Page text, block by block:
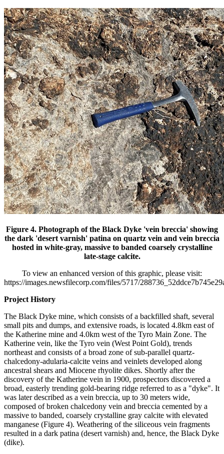
Figure 4. Photograph of the Black Dyke 'vein breccia' showing
the dark 'desert varnish' patina on quartz vein and vein breccia
hosted in white-gray, massive to banded coarsely crystalline
late-stage calcite.
To view an enhanced version of this graphic, please visit:
https://images.newsfilecorp.com/files/5717/
Project History
The Black Dyke mine, which consists of a backfilled shaft, several
small pits and dumps, and extensive roads, is located 4.8km east of
the Katherine mine and 4.0km west of the Tyro Main Zone. The
Katherine vein, like the Tyro vein (West Point Gold), trends
northeast and consists of a broad zone of sub-parallel quartz-
chalcedony-adularia-calcite veins and veinlets developed along
ancestral shears and Miocene rhyolite dikes. Shortly after the
discovery of the Katherine vein in 1900, prospectors discovered a
broad, easterly trending gold-bearing ridge referred to as a "dyke". It
was later described as a vein breccia, up to 30 meters wide,
composed of broken chalcedony vein and breccia cemented by a
massive to banded, coarsely crystalline gray calcite with elevated
manganese (Figure 4). Weathering of the siliceous vein fragments
resulted in a dark patina (desert varnish) and, hence, the Black Dyke
(dike).